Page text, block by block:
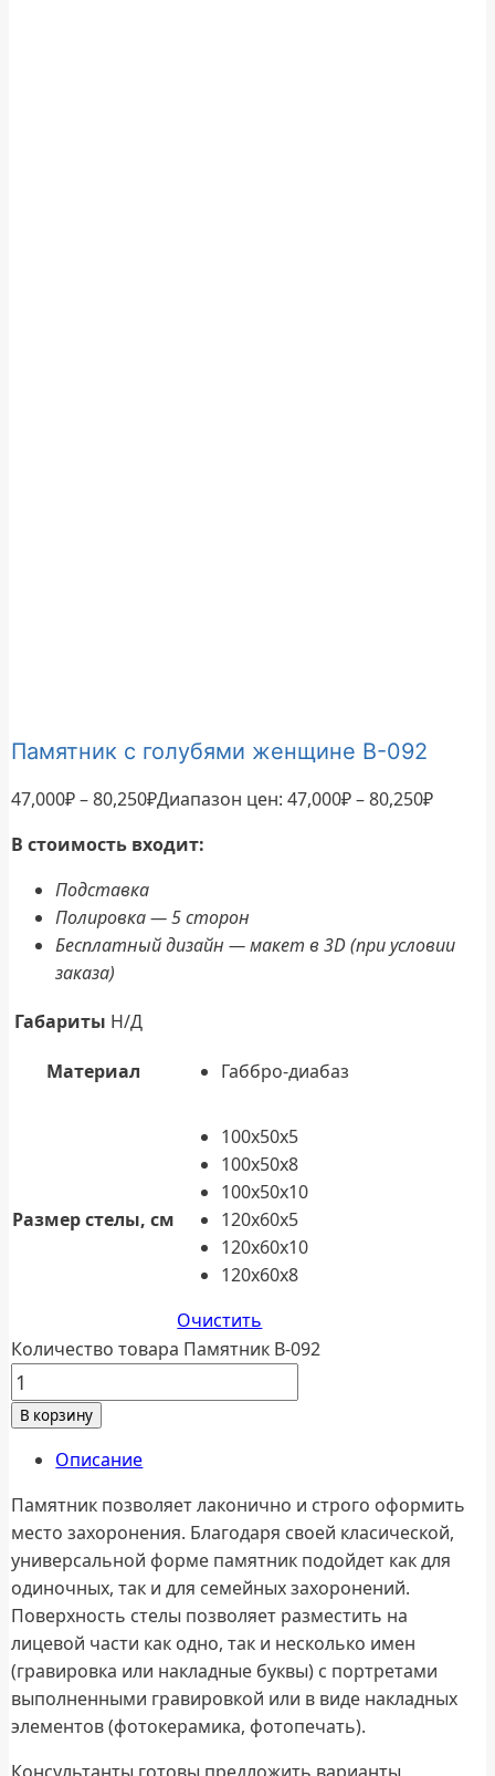
Памятник с голубями женщине В-092
47,000₽–80,250₽Диапазон цен: 47,000₽ – 80,250₽
В стоимость входит:
Подставка
Полировка — 5 сторон
Бесплатный дизайн — макет в 3D (при условии
заказа)
Габариты Н/Д
Материал Габбро-диабаз
Размер стелы, см
100x50x5
100x50x8
100x50x10
120x60x5
120x60x10
120x60x8
Очистить
Количество товара Памятник В-092
В корзину
Описание
Памятник позволяет лаконично и строго оформить
место захоронения. Благодаря своей класической,
универсальной форме памятник подойдет как для
одиночных, так и для семейных захоронений.
Поверхность стелы позволяет разместить на
лицевой части как одно, так и несколько имен
(гравировка или накладные буквы) с портретами
выполненными гравировкой или в виде накладных
элементов (фотокерамика, фотопечать).